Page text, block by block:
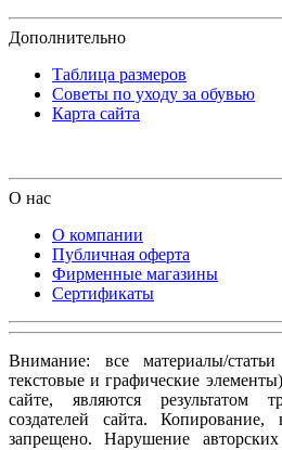
Дополнительно
Таблица размеров
Советы по уходу за обувью
Карта сайта
О нас
О компании
Публичная оферта
Фирменные магазины
Сертификаты
Внимание: все материалы/
текстовые и графические
сайте, являются результатом
создателей сайта.
запрещено. Нарушение